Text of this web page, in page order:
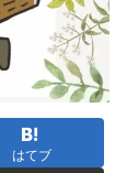
はてブ